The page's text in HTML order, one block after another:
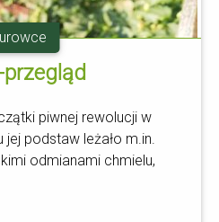
piwnej rewolucji w
podstaw leżało m.in.
odmianami chmielu,